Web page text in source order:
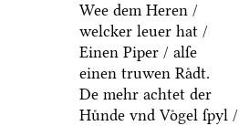
Wee dem Heren /
welcker leuer hat /
Einen Piper / alſe
einen truwen Raͤdt.
De mehr achtet der
Huͤnde vnd Voͤgel ſpyl /